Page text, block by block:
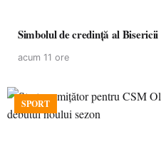
Simbolul de credinţă al
acum 11 ore
SPORT